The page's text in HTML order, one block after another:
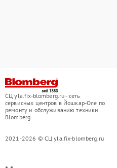
СЦ yla.fix-blomberg.ru - сеть
сервисных центров в Йошкар-Оле по
ремонту и обслуживанию техники
Blomberg
2021-2026 © СЦ yla.fix-blomberg.ru